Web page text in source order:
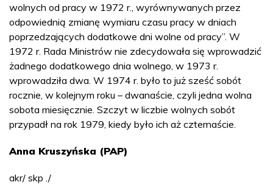
wolnych od pracy w 1972 r., wyrównywanych przez
odpowiednią zmianę wymiaru czasu pracy w dniach
poprzedzających dodatkowe dni wolne od pracy”. W
1972 r. Rada Ministrów nie zdecydowała się wprowadzić
żadnego dodatkowego dnia wolnego, w 1973 r.
wprowadziła dwa. W 1974 r. było to już sześć sobót
rocznie, w kolejnym roku – dwanaście, czyli jedna wolna
sobota miesięcznie. Szczyt w liczbie wolnych sobót
przypadł na rok 1979, kiedy było ich aż czternaście.
Anna Kruszyńska (PAP)
akr/ skp ./